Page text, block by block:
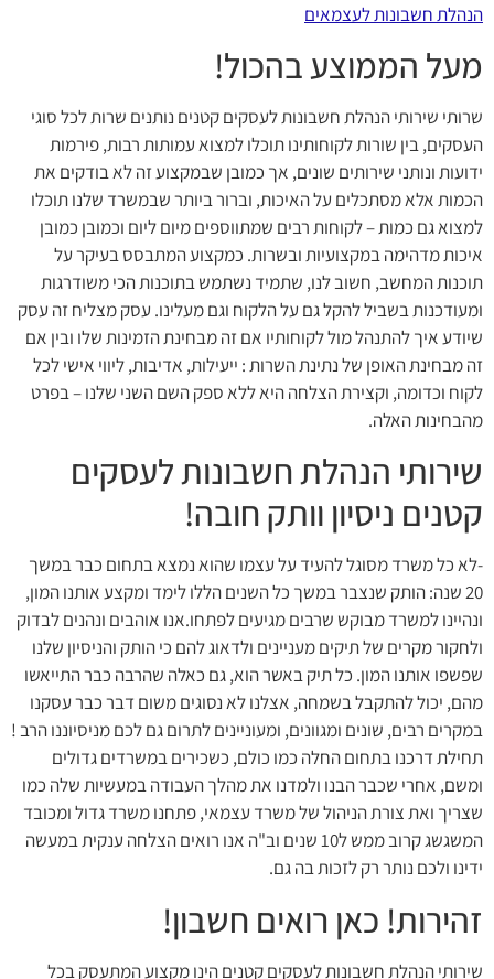
הנהלת חשבונות לעצמאים
מעל הממוצע בהכול!
שרותי שירותי הנהלת חשבונות לעסקים קטנים נותנים שרות לכל סוגי
העסקים, בין שורות לקוחותינו תוכלו למצוא עמותות רבות, פירמות
ידועות ונותני שירותים שונים, אך כמובן שבמקצוע זה לא בודקים את
הכמות אלא מסתכלים על האיכות, וברור ביותר שבמשרד שלנו תוכלו
למצוא גם כמות – לקוחות רבים שמתווספים מיום ליום וכמובן כמובן
איכות מדהימה במקצועיות ובשרות. כמקצוע המתבסס בעיקר על
תוכנות המחשב, חשוב לנו, שתמיד נשתמש בתוכנות הכי משודרגות
ומעודכנות בשביל להקל גם על הלקוח וגם מעלינו. עסק מצליח זה עסק
שיודע איך להתנהל מול לקוחותיו אם זה מבחינת הזמינות שלו ובין אם
זה מבחינת האופן של נתינת השרות : ייעילות, אדיבות, ליווי אישי לכל
לקוח וכדומה, וקצירת הצלחה היא ללא ספק השם השני שלנו – בפרט
מהבחינות האלה.
שירותי הנהלת חשבונות לעסקים
קטנים ניסיון וותק חובה!
-לא כל משרד מסוגל להעיד על עצמו שהוא נמצא בתחום כבר במשך
20 שנה: הותק שנצבר במשך כל השנים הללו לימד ומקצע אותנו המון,
ונהיינו למשרד מבוקש שרבים מגיעים לפתחו.אנו אוהבים ונהנים לבדוק
ולחקור מקרים של תיקים מעניינים ולדאוג להם כי הותק והניסיון שלנו
שפשפו אותנו המון. כל תיק באשר הוא, גם כאלה שהרבה כבר התייאשו
מהם, יכול להתקבל בשמחה, אצלנו לא נסוגים משום דבר כבר עסקנו
במקרים רבים, שונים ומגוונים, ומעוניינים לתרום גם לכם מניסיוננו הרב !
תחילת דרכנו בתחום החלה כמו כולם, כשכירים במשרדים גדולים
ומשם, אחרי שכבר הבנו ולמדנו את מהלך העבודה במעשיות שלה כמו
שצריך ואת צורת הניהול של משרד עצמאי, פתחנו משרד גדול ומכובד
המשגשג קרוב ממש ל10 שנים וב"ה אנו רואים הצלחה ענקית במעשה
ידינו ולכם נותר רק לזכות בה גם.
זהירות! כאן רואים חשבון!
שירותי הנהלת חשבונות לעסקים קטנים הינו מקצוע המתעסק בכל